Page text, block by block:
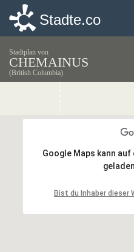
Stadte.co
Stadtplan von
CHEMAINUS
(British Columbia)
Google Maps kann
Bist du Inhaber dieser
Google Maps kann
Bist du Inhaber dieser
Stadte.co